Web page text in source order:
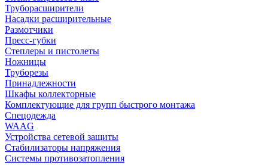
Труборасширители
Насадки расширительные
Размотчики
Пресс-губки
Степлеры и пистолеты
Ножницы
Труборезы
Принадлежности
Шкафы коллекторные
Комплектующие для групп быстрого монтажа
Спецодежда
WAAG
Устройства сетевой защиты
Стабилизаторы напряжения
Системы противозатопления